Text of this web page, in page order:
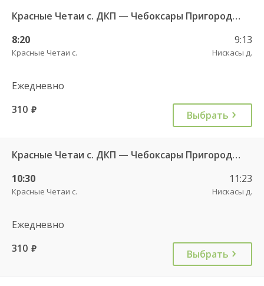
Красные Четаи с. ДКП — Чебоксары Пригородный АВ ч/з Нискасы д. 533
8:20
Красные Четаи с.
9:13
Нискасы д.
Ежедневно
310 руб. Выбрать
Красные Четаи с. ДКП — Чебоксары Пригородный АВ ч/з Нискасы д. 533
10:30
Красные Четаи с.
11:23
Нискасы д.
Ежедневно
310 руб. Выбрать